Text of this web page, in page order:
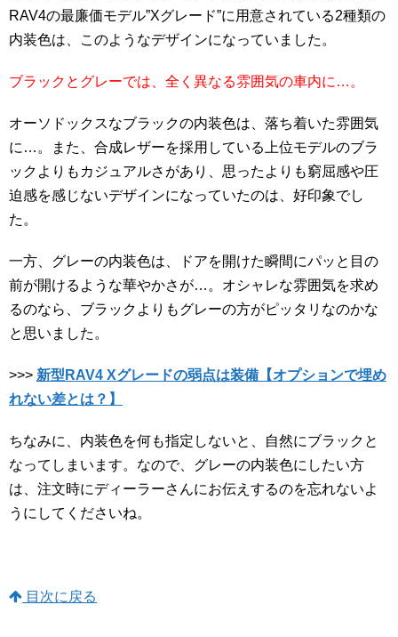
RAV4の最廉価モデル”Xグレード”に用意されている2種類の
内装色は、このようなデザインになっていました。
ブラックとグレーでは、全く異なる雰囲気の車内に…。
オーソドックスなブラックの内装色は、落ち着いた雰囲気
に…。また、合成レザーを採用している上位モデルのブラ
ックよりもカジュアルさがあり、思ったよりも窮屈感や圧
迫感を感じないデザインになっていたのは、好印象でし
た。
一方、グレーの内装色は、ドアを開けた瞬間にパッと目の
前が開けるような華やかさが…。オシャレな雰囲気を求め
るのなら、ブラックよりもグレーの方がピッタリなのかな
と思いました。
>>> 新型RAV4 Xグレードの弱点は装備【オプションで埋め
れない差とは？】
ちなみに、内装色を何も指定しないと、自然にブラックと
なってしまいます。なので、グレーの内装色にしたい方
は、注文時にディーラーさんにお伝えするのを忘れないよ
うにしてくださいね。
目次に戻る